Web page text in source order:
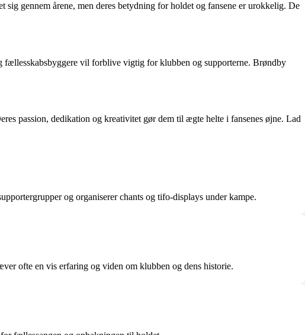
gennem årene, men deres betydning for holdet og fansene er urokkelig. De
vil forblive vigtig for klubben og supporterne. Brøndby
passion, dedikation og kreativitet gør dem til ægte helte i fansenes øjne. Lad
og organiserer chants og tifo-displays under kampe.
ofte en vis erfaring og viden om klubben og dens historie.